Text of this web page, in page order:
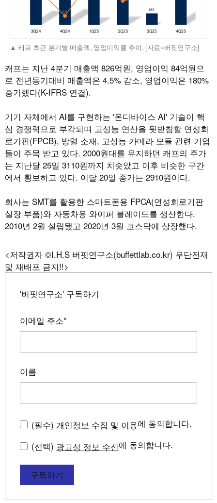
캐프 최근 분기별 매출액, 영업이익률 추이. [자료=버핏연구소]
캐프는 지난 4분기 매출액 826억원, 영업이익 84억원으
로 전년동기대비 매출액은 4.5% 감소, 영업이익은 180%
증가했다(K-IFRS 연결).
기기 자체에서 AI를 구현하는 '온디바이스 AI' 기술이 핵
심 경쟁력으로 부각되며 고성능 연산을 뒷받침할 연성회
로기판(FPCB), 방열 소재, 고성능 카메라 모듈 관련 기업
들이 주목 받고 있다. 2000원대를 유지하던 캐프의 주가
는 지난달 25일 3110원까지 치솟았고 이후 비슷한 구간
에서 횡보하고 있다. 이달 20일 종가는 2910원이다.
회사는 SMT를 활용한 스마트폰용 FPCA(연성회로기판
실장 부품)와 자동차용 와이퍼 블레이드를 생산한다.
2010년 2월 설립됐고 2020년 3월 코스닥에 상장했다.
<저작권자 ©I.H.S 버핏연구소(buffettlab.co.kr) 무단전재
및 재배포 금지!!>
'버핏연구소' 구독하기
이메일 주소*
이름
(필수) 개인정보 수집 및 이용에 동의합니다.
(선택) 광고성 정보 수신에 동의합니다.
구독하기